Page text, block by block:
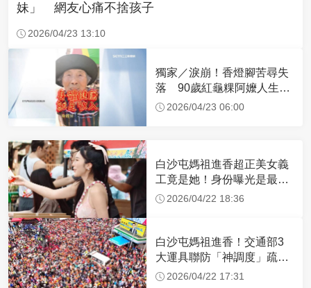
妹」 網友心痛不捨孩子
2026/04/23 13:10
獨家／淚崩！香燈腳苦尋失
落 90歲紅龜粿阿嬤人生謝
幕2026/04/23 06:00
白沙屯媽祖進香超正美女義
工竟是她！身份曝光是最美
禮生 一輩子不結婚
2026/04/22 18:36
白沙屯媽祖進香！交通部3
大運具聯防「神調度」疏運
32.1萬創新高
2026/04/22 17:31